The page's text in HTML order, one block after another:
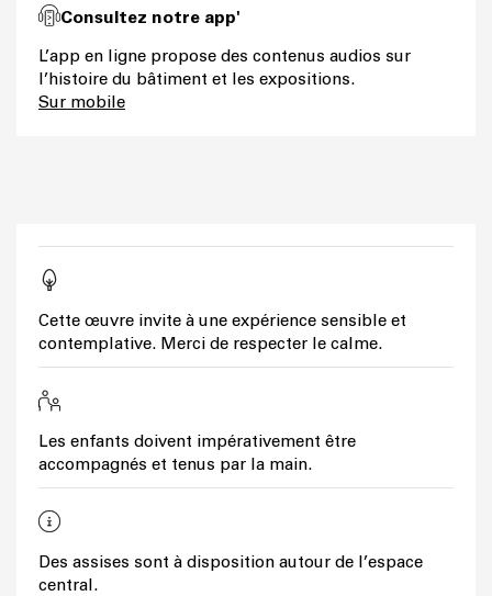
Consultez notre app'
L’app en ligne propose des contenus audios sur
l’histoire du bâtiment et les expositions.
Sur mobile
Cette œuvre invite à une expérience sensible et
contemplative. Merci de respecter le calme.
Les enfants doivent impérativement être
accompagnés et tenus par la main.
Des assises sont à disposition autour de l’espace
central.